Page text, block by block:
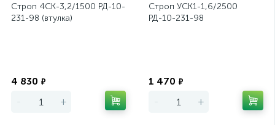
Строп 4СК-3,2/1500 РД-10-
231-98 (втулка)
4 830 ₽
- +
Строп УСК1-1,6/2500
РД-10-231-98
1 470 ₽
- +